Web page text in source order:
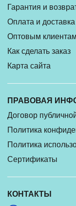
Гарантия и
Оплата и доставка
Оптовым клиентам
Как сделать заказ
Карта сайта
ПРАВОВАЯ
Договор
Политика
Политика
Сертификаты
КОНТАКТЫ